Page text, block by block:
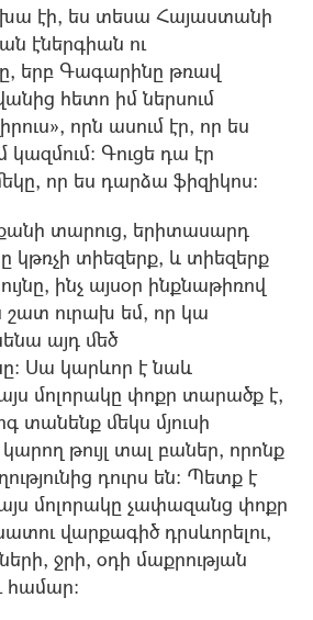
էի, ես տեսա Հայաստանի
էներգիան ու
երբ Գագարինը թռավ
հետո իմ ներսում
որն ասում էր, որ ես
կազմում: Գուցե դա էր
որ ես դարձա ֆիզիկոս:
տարուց, երիտասարդ
կթռչի տիեզերք, և տիեզերք
ինչ այսօր ինքնաթիռով
շատ ուրախ եմ, որ կա
այդ մեծ
Սա կարևոր է նաև
մոլորակը փոքր տարածք է,
տանենք մեկս մյուսի
թույլ տալ բաներ, որոնք
դուրս են: Պետք է
մոլորակը չափազանց փոքր
վարքագիծ դրսևորելու,
ջրի, օդի մաքրության
համար: